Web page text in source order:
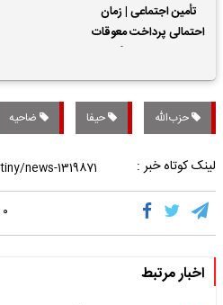
تأمین اجتماعی | زمان
احتمالی پرداخت معوقات
حزب‌الله حیفا ضاحیه
لینک کوتاه خبر :
۰
اخبار مرتبط